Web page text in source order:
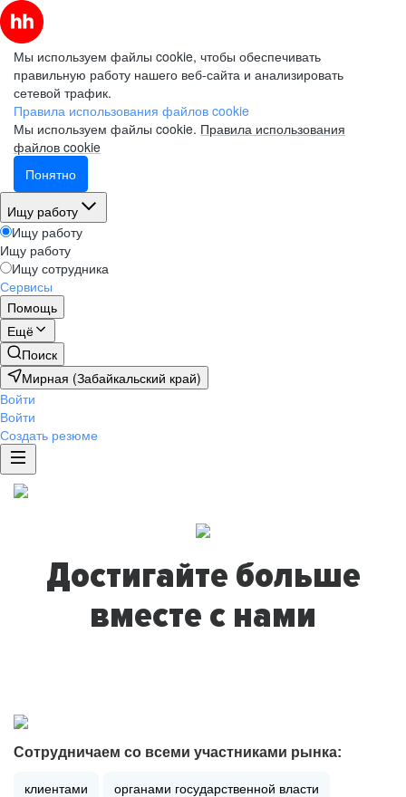
Мы используем файлы cookie, чтобы обеспечивать
правильную работу нашего веб-сайта и анализировать
сетевой трафик.
Правила использования файлов cookie
Мы используем файлы cookie. Правила использования
файлов cookie
Понятно
Ищу работу
Ищу работу
Ищу работу
Ищу сотрудника
Сервисы
Помощь
Ещё
Поиск
Мирная (Забайкальский край)
Войти
Войти
Создать резюме
Достигайте больше
вместе с нами
Сотрудничаем со всеми участниками рынка:
клиентами органами государственной власти